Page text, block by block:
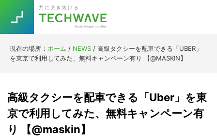
primary
navigation
main
content
primary
sidebar
footer
共に突き抜ける
現在の場所： ホーム / NEWS / 高級タクシーを配車できる「UBER」
を東京で利用してみた、無料キャンペーン有り 【@MASKIN】
高級タクシーを配車できる「Uber」を東
京で利用してみた、無料キャンペーン有
り 【@maskin】
TOPICS
Trend 今話題の注目キーワード
5G Asana テレワーク
ニューノーマル